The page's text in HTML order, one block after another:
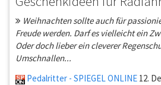
Weihnachten sollte auch für
Freude werden. Darf es vielleicht ein
Oder doch lieber ein cleverer
Umschnallen...
Pedalritter - SPIEGEL ONLINE 12.